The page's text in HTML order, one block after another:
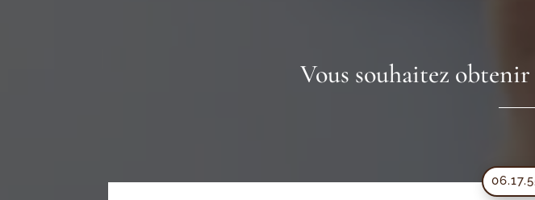
Vous souhaitez